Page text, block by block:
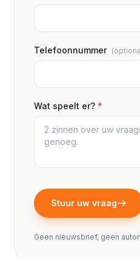
Telefoonnummer
Wat speelt er? *
Stuur uw vraag
Geen nieuwsbrief, geen